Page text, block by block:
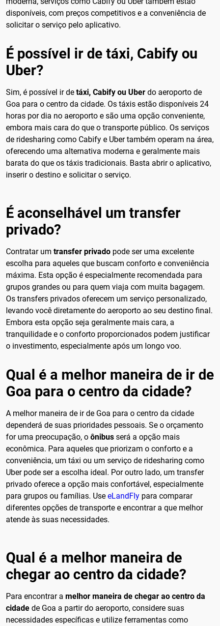
disponíveis, com preços competitivos e a conveniência de
solicitar o serviço pelo aplicativo.
É possível ir de táxi, Cabify ou
Uber?
Sim, é possível ir de táxi, Cabify ou Uber do aeroporto de
Goa para o centro da cidade. Os táxis estão disponíveis 24
horas por dia no aeroporto e são uma opção conveniente,
embora mais cara do que o transporte público. Os serviços
de ridesharing como Cabify e Uber também operam na área,
oferecendo uma alternativa moderna e geralmente mais
barata do que os táxis tradicionais. Basta abrir o aplicativo,
inserir o destino e solicitar o serviço.
É aconselhável um transfer
privado?
Contratar um transfer privado pode ser uma excelente
escolha para aqueles que buscam conforto e conveniência
máxima. Esta opção é especialmente recomendada para
grupos grandes ou para quem viaja com muita bagagem.
Os transfers privados oferecem um serviço personalizado,
levando você diretamente do aeroporto ao seu destino final.
Embora esta opção seja geralmente mais cara, a
tranquilidade e o conforto proporcionados podem justificar
o investimento, especialmente após um longo voo.
Qual é a melhor maneira de ir de
Goa para o centro da cidade?
A melhor maneira de ir de Goa para o centro da cidade
dependerá de suas prioridades pessoais. Se o orçamento
for uma preocupação, o ônibus será a opção mais
econômica. Para aqueles que priorizam o conforto e a
conveniência, um táxi ou um serviço de ridesharing como
Uber pode ser a escolha ideal. Por outro lado, um transfer
privado oferece a opção mais confortável, especialmente
para grupos ou famílias. Use eLandFly para comparar
diferentes opções de transporte e encontrar a que melhor
atende às suas necessidades.
Qual é a melhor maneira de
chegar ao centro da cidade?
Para encontrar a melhor maneira de chegar ao centro da
cidade de Goa a partir do aeroporto, considere suas
necessidades específicas e utilize ferramentas como